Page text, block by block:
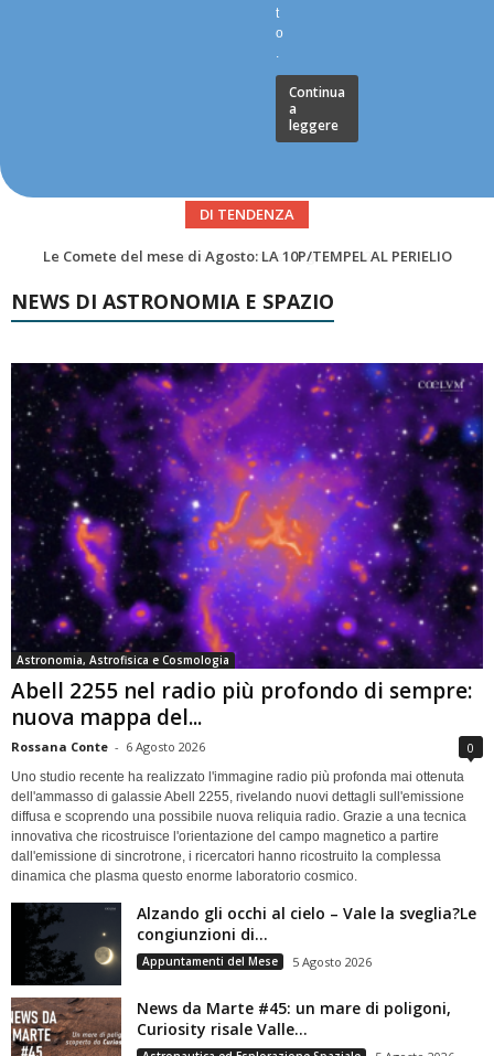
t
o
.
Continua
a
leggere
DI TENDENZA
Asteroidi del mese Agosto 2026
NEWS DI ASTRONOMIA E SPAZIO
Astronomia, Astrofisica e Cosmologia
Abell 2255 nel radio più profondo di sempre:
nuova mappa del...
Rossana Conte - 6 Agosto 2026 0
Uno studio recente ha realizzato l'immagine radio più profonda mai ottenuta
dell'ammasso di galassie Abell 2255, rivelando nuovi dettagli sull'emissione
diffusa e scoprendo una possibile nuova reliquia radio. Grazie a una tecnica
innovativa che ricostruisce l'orientazione del campo magnetico a partire
dall'emissione di sincrotrone, i ricercatori hanno ricostruito la complessa
dinamica che plasma questo enorme laboratorio cosmico.
Alzando gli occhi al cielo – Vale la sveglia?Le
congiunzioni di...
Appuntamenti del Mese 5 Agosto 2026
News da Marte #45: un mare di poligoni,
Curiosity risale Valle...